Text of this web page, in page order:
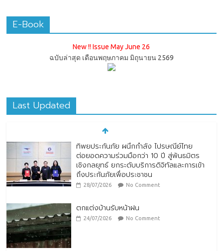
E-Book
New !! Issue May June 26
ฉบับล่าสุด เดือนพฤษภาคม มิถุนายน 2569
Last Updated
ทิพยประกันภัย ผนึกกำลัง ไปรษณีย์ไทย
ต่อยอดความร่วมมือกว่า 10 ปี สู่พันธมิตร
เชิงกลยุทธ์ ยกระดับบริการดิจิทัลและการเข้า
ถึงประกันภัยเพื่อประชาชน
28/07/2026 No Comment
ตกแต่งบ้านรับหน้าฝน
24/07/2026 No Comment